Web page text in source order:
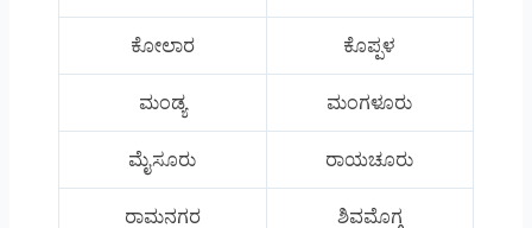
ಕೋಲಾರ ಕೊಪ್ಪಳ
ಮಂಡ್ಯ ಮಂಗಳೂರು
ಮೈಸೂರು ರಾಯಚೂರು
ರಾಮನಗರ ಶಿವಮೊಗ್ಗ